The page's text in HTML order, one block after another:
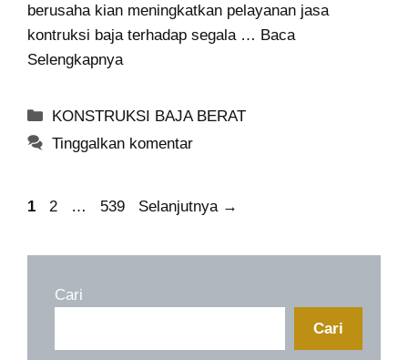
berusaha kian meningkatkan pelayanan jasa
kontruksi baja terhadap segala … Baca
Selengkapnya
Kategori
KONSTRUKSI BAJA BERAT
Tinggalkan komentar
Halaman
1 Halaman
2 … Halaman
539 Selanjutnya →
Cari
Cari